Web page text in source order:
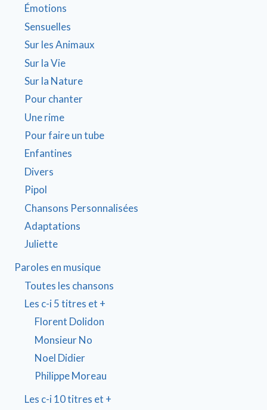
Émotions
Sensuelles
Sur les Animaux
Sur la Vie
Sur la Nature
Pour chanter
Une rime
Pour faire un tube
Enfantines
Divers
Pipol
Chansons Personnalisées
Adaptations
Juliette
Paroles en musique
Toutes les chansons
Les c-i 5 titres et +
Florent Dolidon
Monsieur No
Noel Didier
Philippe Moreau
Les c-i 10 titres et +